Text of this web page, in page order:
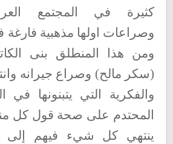
كثيرة في المجتمع
وصراعات اولها مذهبية
ومن هذا المنطلق بنى
(سكر مالح) وصراع جيرانه
والفكرية التي يتبنونها في
المحتدم على صحة قول كل
ينتهي كل شيء فيهم إلى